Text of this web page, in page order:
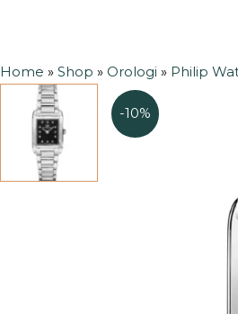
Home »Shop » Orologi » Philip
-10%